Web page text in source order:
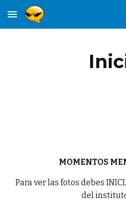
Skip to main content
MOMENTOS
Para ver las fotos debes
del